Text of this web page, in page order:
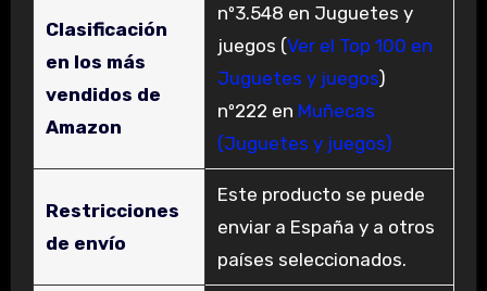
Clasificación
en los más
vendidos de
Amazon
nº3.548 en Juguetes y
juegos (Ver el Top 100 en
Juguetes y juegos)
nº222 en Muñecas
(Juguetes y juegos)
Restricciones
de envío
Este producto se puede
enviar a España y a otros
países seleccionados.